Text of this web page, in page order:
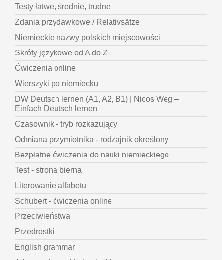
Testy łatwe, średnie, trudne
Zdania przydawkowe / Relativsätze
Niemieckie nazwy polskich miejscowości
Skróty językowe od A do Z
Ćwiczenia online
Wierszyki po niemiecku
DW Deutsch lernen (A1, A2, B1) | Nicos Weg –
Einfach Deutsch lernen
Czasownik - tryb rozkazujący
Odmiana przymiotnika - rodzajnik określony
Bezpłatne ćwiczenia do nauki niemieckiego
Test - strona bierna
Literowanie alfabetu
Schubert - ćwiczenia online
Przeciwieństwa
Przedrostki
English grammar